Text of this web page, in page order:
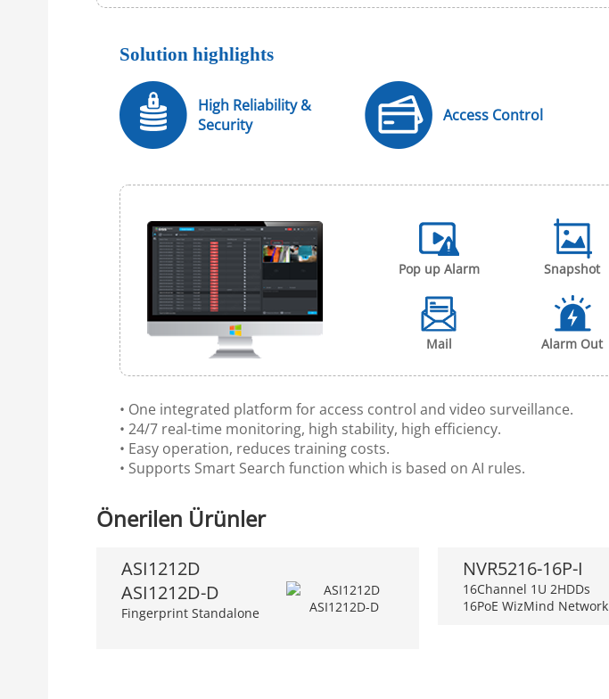
Solution highlights
High Reliability &
Security
Access Control
Pop up Alarm Snapshot
Mail Alarm Out
• One integrated platform for access control and video surveillance.
• 24/7 real-time monitoring, high stability, high efficiency.
• Easy operation, reduces training costs.
• Supports Smart Search function which is based on AI rules.
Önerilen Ürünler
ASI1212D
ASI1212D-D
Fingerprint Standalone
NVR5216-16P-I
16Channel 1U 2HDDs
16PoE WizMind Network